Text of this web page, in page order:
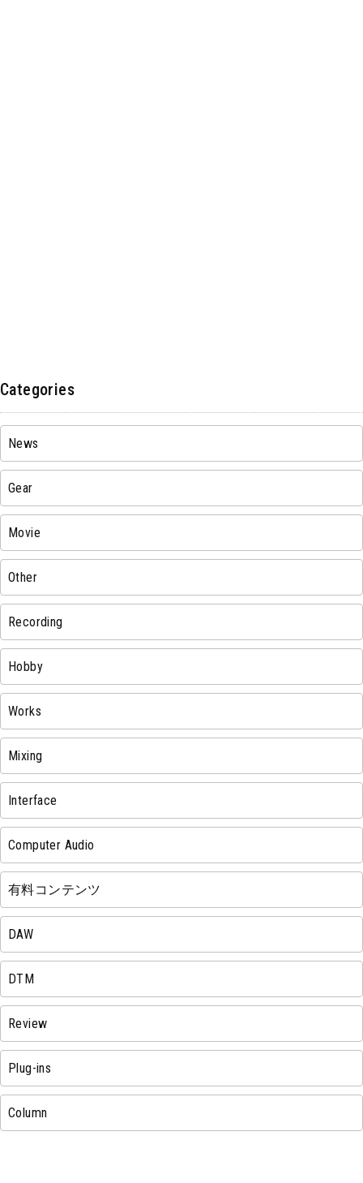
Categories
News
Gear
Movie
Other
Recording
Hobby
Works
Mixing
Interface
Computer Audio
有料コンテンツ
DAW
DTM
Review
Plug-ins
Column